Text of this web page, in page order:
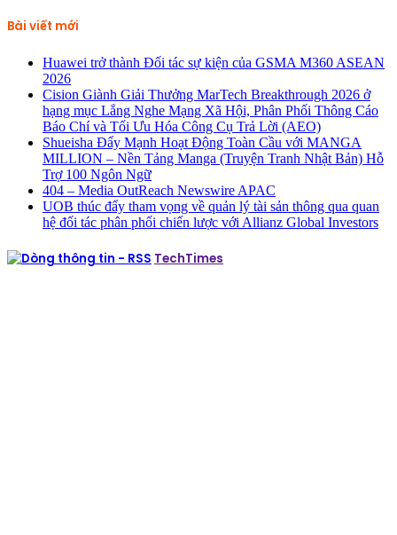
cho:
Bài viết mới
Huawei trở thành Đối tác sự kiện của GSMA M360 ASEAN
2026
Cision Giành Giải Thưởng MarTech Breakthrough 2026 ở
hạng mục Lắng Nghe Mạng Xã Hội, Phân Phối Thông Cáo
Báo Chí và Tối Ưu Hóa Công Cụ Trả Lời (AEO)
Shueisha Đẩy Mạnh Hoạt Động Toàn Cầu với MANGA
MILLION – Nền Tảng Manga (Truyện Tranh Nhật Bản) Hỗ
Trợ 100 Ngôn Ngữ
404 – Media OutReach Newswire APAC
UOB thúc đẩy tham vọng về quản lý tài sản thông qua quan
hệ đối tác phân phối chiến lược với Allianz Global Investors
TechTimes